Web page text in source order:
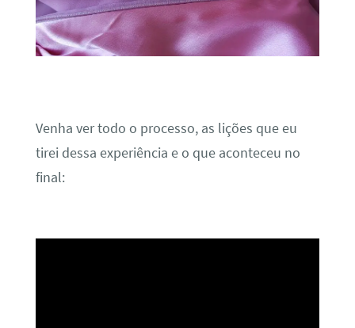
Venha ver todo o processo, as lições que eu
tirei dessa experiência e o que aconteceu no
final: